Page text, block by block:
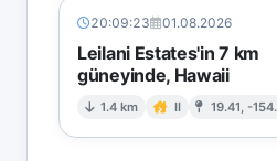
20:09:23 01.08.2026
Leilani Estates'in 7 km
güneyinde, Hawaii
1.4 km II 19.41, -